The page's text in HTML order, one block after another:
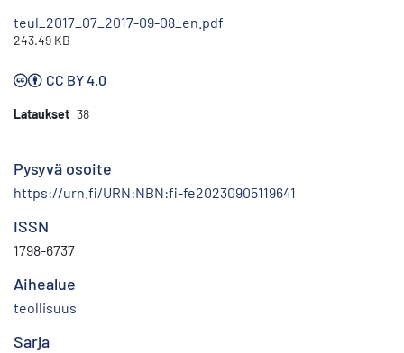
teul_2017_07_2017-09-08_en.pdf
243.49 KB
CC BY 4.0
Lataukset 38
Pysyvä osoite
https://urn.fi/URN:NBN:fi-fe20230905119641
ISSN
1798-6737
Aihealue
teollisuus
Sarja